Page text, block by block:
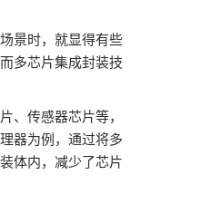
NEPCON ASIA 2025感谢
景时，就显得有些
多芯片集成封装技
、传感器芯片等，
器为例，通过将多
体内，减少了芯片